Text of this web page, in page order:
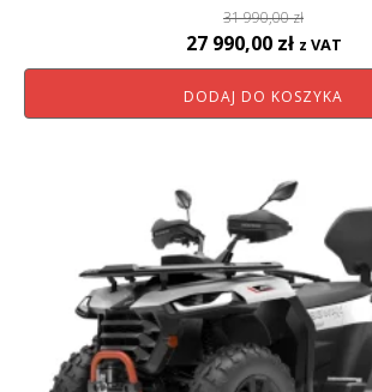
31 990,00zł
Pierwotna
cena
wynosiła:
27 990,00 złAktualna
cena
wynosi:
z VAT
DODAJ DO KOSZYKA